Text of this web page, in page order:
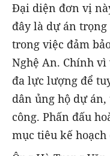
Đại diện đơn vị
đây là dự án
trong việc đảm
Nghệ An. Chính
đa lực lượng để
dân ủng hộ dự
công. Phấn đấu
mục tiêu kế hoạch